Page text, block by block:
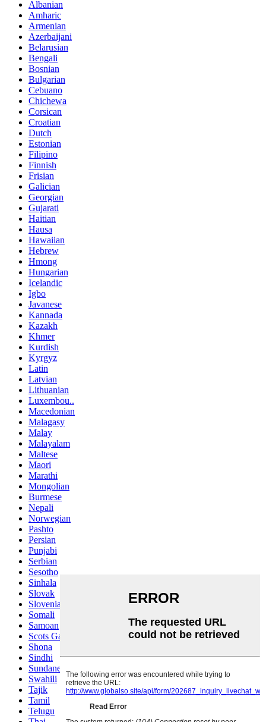
Albanian
Amharic
Armenian
Azerbaijani
Belarusian
Bengali
Bosnian
Bulgarian
Cebuano
Chichewa
Corsican
Croatian
Dutch
Estonian
Filipino
Finnish
Frisian
Galician
Georgian
Gujarati
Haitian
Hausa
Hawaiian
Hebrew
Hmong
Hungarian
Icelandic
Igbo
Javanese
Kannada
Kazakh
Khmer
Kurdish
Kyrgyz
Latin
Latvian
Lithuanian
Luxembou..
Macedonian
Malagasy
Malay
Malayalam
Maltese
Maori
Marathi
Mongolian
Burmese
Nepali
Norwegian
Pashto
Persian
Punjabi
Serbian
Sesotho
Sinhala
Slovak
Slovenian
Somali
Samoan
Scots Gaelic
Shona
Sindhi
Sundanese
Swahili
Tajik
Tamil
Telugu